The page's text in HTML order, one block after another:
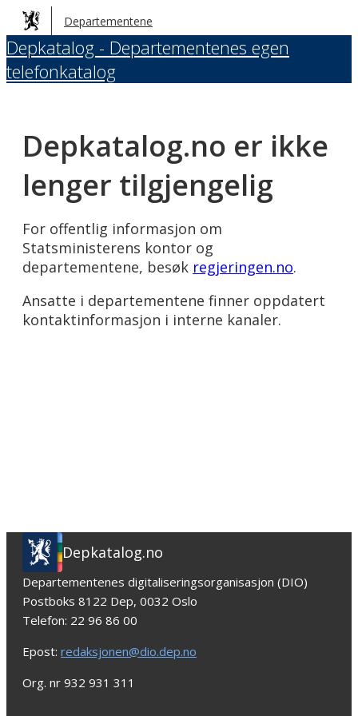
Hopp
til
hovedinnhold
Departementene
Depkatalog - Departementenes egen
telefonkatalog
Depkatalog.no er ikke
lenger tilgjengelig
For offentlig informasjon om
Statsministerens kontor og
departementene, besøk regjeringen.no.
Ansatte i departementene finner oppdatert
kontaktinformasjon i interne kanaler.
Depkatalog.no
Departementenes digitaliseringsorganisasjon (DIO)
Postboks 8122 Dep, 0032 Oslo
Telefon: 22 96 86 00
Epost: redaksjonen@dio.dep.no
Org. nr 932 931 311